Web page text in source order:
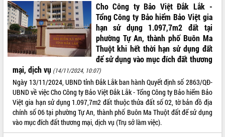
Cho Công ty Bảo Việt Đắk Lắk -
Tổng Công ty Bảo hiểm Bảo Việt gia
hạn sử dụng 1.097,7m2 đất tại
phường Tự An, thành phố Buôn Ma
Thuột khi hết thời hạn sử dụng đất
để sử dụng vào mục đích đất thương
mại, dịch vụ (14/11/2024, 10:07)
Ngày 13/11/2024, UBND tỉnh Đắk Lắk ban hành Quyết định số 2863/QĐ-
UBND về việc Cho Công ty Bảo Việt Đắk Lắk - Tổng Công ty Bảo hiểm Bảo
Việt gia hạn sử dụng 1.097,7m2 đất thuộc thửa đất số 02, tờ bản đồ địa
chính số 06 tại phường Tự An, thành phố Buôn Ma Thuột đất để sử dụng
vào mục đích đất thương mại, dịch vụ (Trụ sở làm việc).